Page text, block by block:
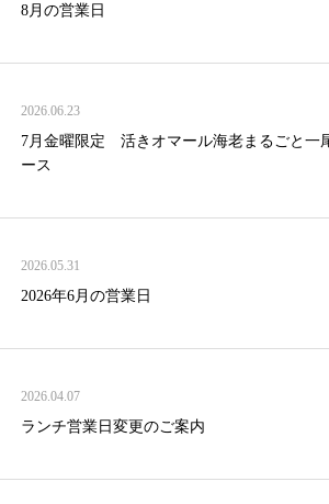
8月の営業日
2026.06.23
7月金曜限定 活きオマール海老まるごと一
ース
2026.05.31
2026年6月の営業日
2026.04.07
ランチ営業日変更のご案内